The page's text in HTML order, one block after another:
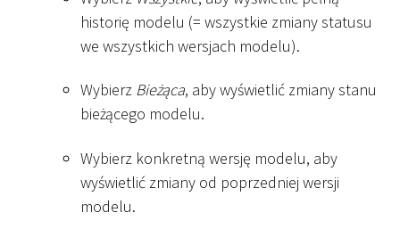
historię modelu (= wszystkie zmiany statusu
we wszystkich wersjach modelu).
Wybierz Bieżąca, aby wyświetlić zmiany stanu
bieżącego modelu.
Wybierz konkretną wersję modelu, aby
wyświetlić zmiany od poprzedniej wersji
modelu.